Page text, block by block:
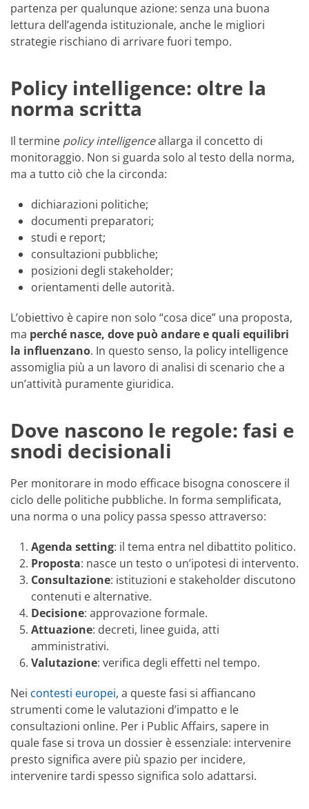
partenza per qualunque azione: senza una buona
lettura dell’agenda istituzionale, anche le migliori
strategie rischiano di arrivare fuori tempo.
Policy intelligence: oltre la
norma scritta
Il termine policy intelligenceallarga il concetto di
monitoraggio. Non si guarda solo al testo della norma,
ma a tutto ciò che la circonda:
dichiarazioni politiche;
documenti preparatori;
studi e report;
consultazioni pubbliche;
posizioni degli stakeholder;
orientamenti delle autorità.
L’obiettivo è capire non solo “cosa dice” una proposta,
ma perché nasce, dove può andare e quali equilibri
la influenzano. In questo senso, la policy intelligence
assomiglia più a un lavoro di analisi di scenario che a
un’attività puramente giuridica.
Dove nascono le regole: fasi e
snodi decisionali
Per monitorare in modo efficace bisogna conoscere il
ciclo delle politiche pubbliche. In forma semplificata,
una norma o una policy passa spesso attraverso:
Agenda setting: il tema entra nel dibattito politico.
Proposta: nasce un testo o un’ipotesi di intervento.
Consultazione: istituzioni e stakeholder discutono
contenuti e alternative.
Decisione: approvazione formale.
Attuazione: decreti, linee guida, atti
amministrativi.
Valutazione: verifica degli effetti nel tempo.
Nei contesti europei, a queste fasi si affiancano
strumenti come le valutazioni d’impatto e le
consultazioni online. Per i Public Affairs, sapere in
quale fase si trova un dossier è essenziale: intervenire
presto significa avere più spazio per incidere,
intervenire tardi spesso significa solo adattarsi.